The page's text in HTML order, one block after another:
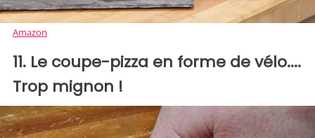
Amazon
11. Le coupe-pizza en forme de vélo....
Trop mignon !